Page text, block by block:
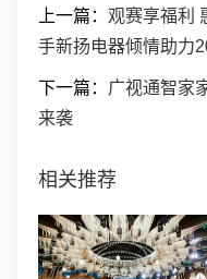
上一篇： 观赛享福利
手新扬电器倾情助力
下一篇： 广视通智家
来袭
相关推荐